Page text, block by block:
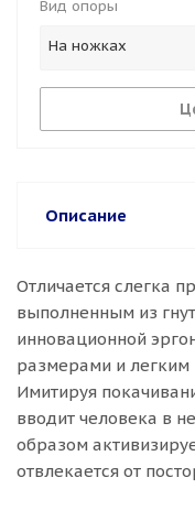
Вид опоры
На ножках
Описание
Отличается слегка
выполненным из
инновационной
размерами и легким
Имитируя
вводит человека в
образом
отвлекается от